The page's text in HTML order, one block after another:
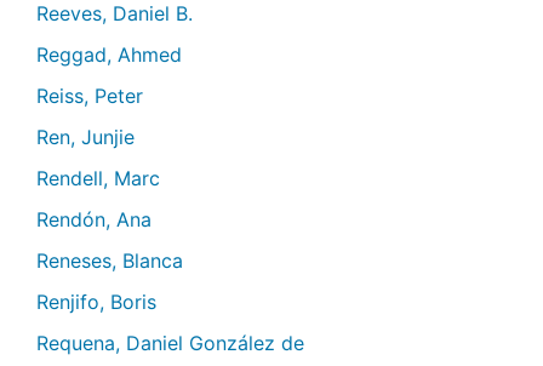
Reeves, Daniel B.
Reggad, Ahmed
Reiss, Peter
Ren, Junjie
Rendell, Marc
Rendón, Ana
Reneses, Blanca
Renjifo, Boris
Requena, Daniel González de